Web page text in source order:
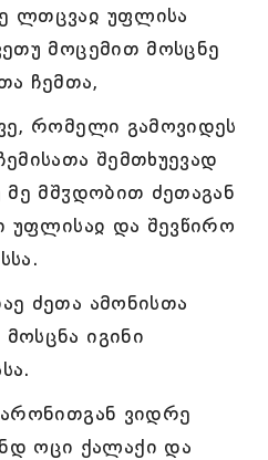
ლთცვაჲ უფლისა
მოცემით მოსცნე
ჩემთა,
რომელი გამოვიდეს
შემთხუევად
მშჳდობით ძეთაგან
უფლისაჲ და შევწირო
ძეთა ამონისთა
იგინი
ვიდრე
ოცი ქალაქი და